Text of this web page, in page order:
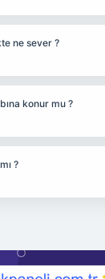
ne sever ?
konur mu ?
?